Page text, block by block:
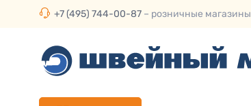
+7 (495) 744-00-87 – розничные магазины